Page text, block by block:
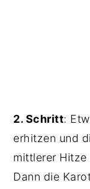
2. Schritt:
erhitzen und
mittlerer Hitze
Dann die